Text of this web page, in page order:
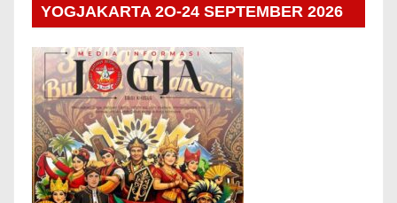
YOGJAKARTA 2O-24 SEPTEMBER 2026